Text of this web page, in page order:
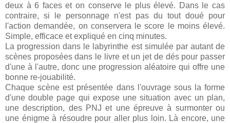
deux à 6 faces et on conserve le plus élevé. Dans le cas
contraire, si le personnage n'est pas du tout doué pour
l'action demandée, on conservera le score le moins élevé.
Simple, efficace et expliqué en cinq minutes.
La progression dans le labyrinthe est simulée par autant de
scènes proposées dans le livre et un jet de dés pour passer
d'une à l'autre, donc une progression aléatoire qui offre une
bonne re-jouabilité.
Chaque scène est présentée dans l'ouvrage sous la forme
d'une double page qui expose une situation avec un plan,
une description, des PNJ et une épreuve à surmonter ou
une énigme à résoudre pour aller plus loin. Là encore, une